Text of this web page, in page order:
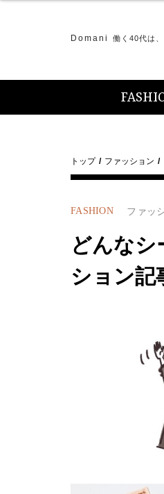
Domani 働く40代は
トップ ファッション
FASHION ファッ
どんなシ
ション記